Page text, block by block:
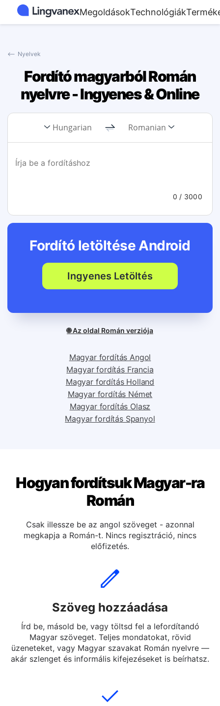
MegoldásokTechnológiák
⟵ Nyelvek
Fordító magyarból Román
nyelvre - Ingyenes & Online
Hungarian Romanian
0 / 3000
Fordító letöltéseAndroid
Ingyenes Letöltés
🌐 Az oldal Román verziója
Magyar fordítás Angol
Magyar fordítás Francia
Magyar fordítás Holland
Magyar fordítás Német
Hogyan fordítsuk Magyar-ra
Román
Csak illessze be az angol szöveget - azonnal
előfizetés.
Szöveg hozzáadása
Írd be, másold be, vagy töltsd fel a lefordítandó
Magyar szöveget. Teljes mondatokat, rövid